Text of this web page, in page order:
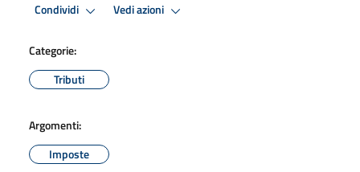
Condividi Vedi azioni
Categorie:
Tributi
Argomenti:
Imposte